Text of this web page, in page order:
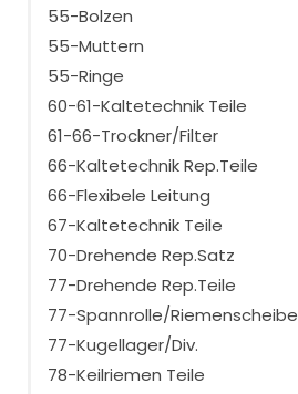
55-Bolzen
55-Muttern
55-Ringe
60-61-Kaltetechnik Teile
61-66-Trockner/Filter
66-Kaltetechnik Rep.Teile
66-Flexibele Leitung
67-Kaltetechnik Teile
70-Drehende Rep.Satz
77-Drehende Rep.Teile
77-Spannrolle/Riemenscheibe
77-Kugellager/Div.
78-Keilriemen Teile